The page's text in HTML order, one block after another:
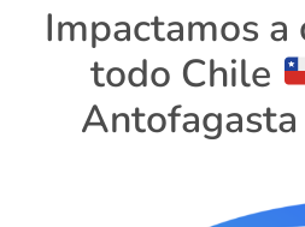
Impactamos a
todo Chile
Antofagasta